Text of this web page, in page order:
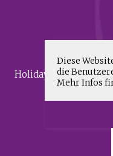
HolidayCheck|
Diese
die
Mehr Infos